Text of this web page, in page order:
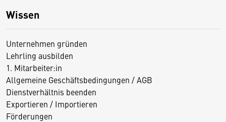
Wissen
Unternehmen gründen
Lehrling ausbilden
1. Mitarbeiter:in
Allgemeine Geschäftsbedingungen / AGB
Dienstverhältnis beenden
Exportieren / Importieren
Förderungen